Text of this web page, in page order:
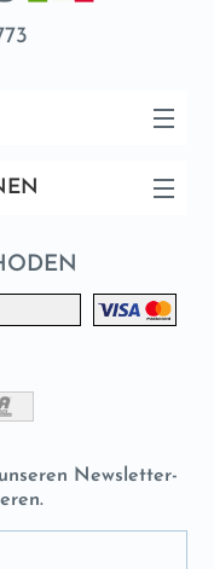
Newsletter-